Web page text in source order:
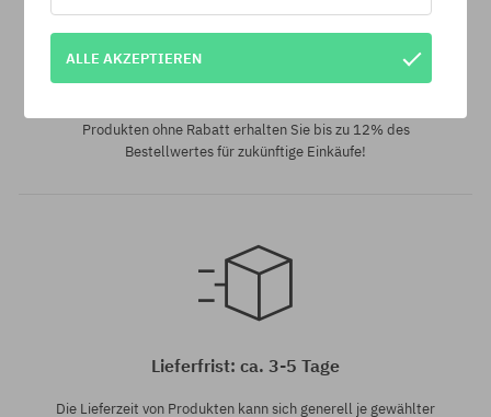
SuperClub Loyalitätsprogramm
Produkten ohne Rabatt erhalten Sie bis zu 12% des
Bestellwertes für zukünftige Einkäufe!
Lieferfrist: ca. 3-5 Tage
Die Lieferzeit von Produkten kann sich generell je gewählter
ALLE AKZEPTIEREN